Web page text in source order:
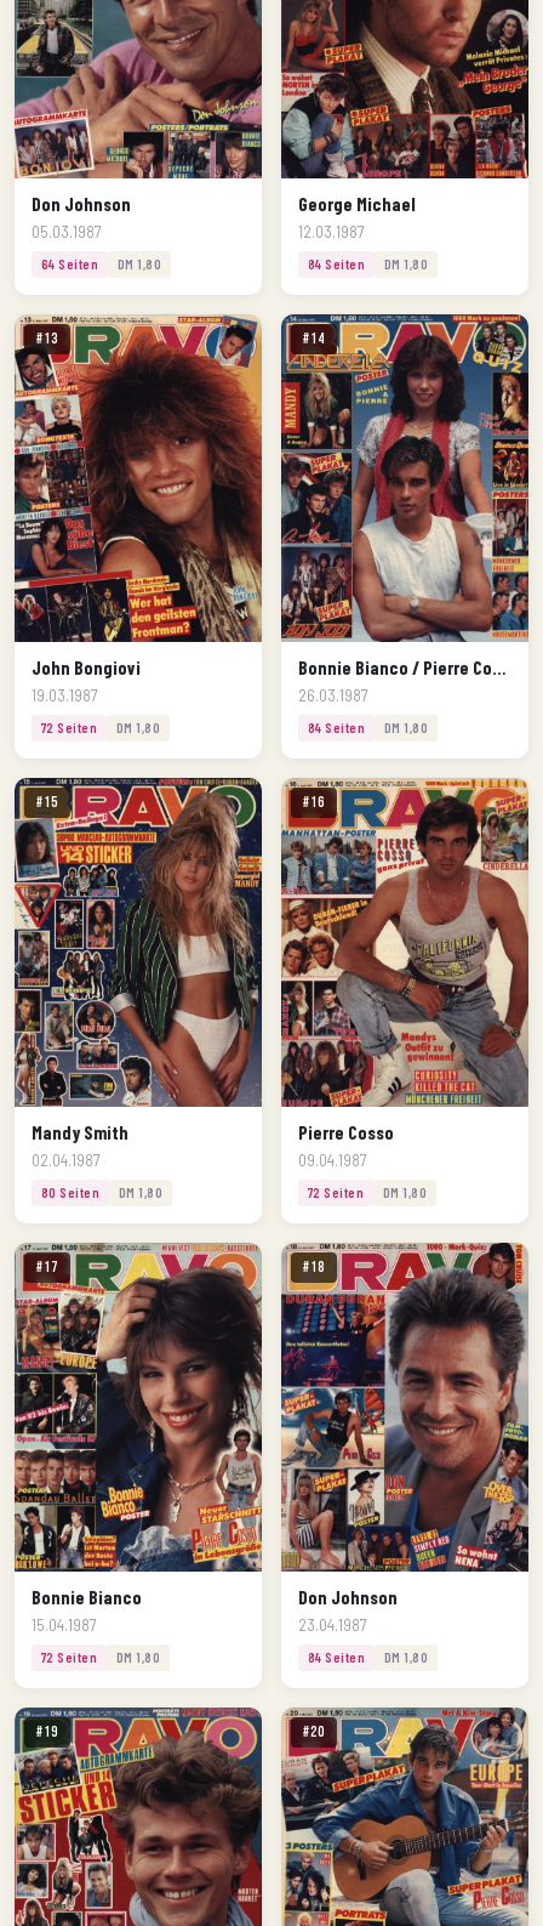
Don Johnson
05.03.1987
64 Seiten DM 1,80
George Michael
12.03.1987
84 Seiten DM 1,80
#13
John Bongiovi
19.03.1987
72 Seiten DM 1,80
#14
Bonnie Bianco / Pierre Cosso
26.03.1987
84 Seiten DM 1,80
#15
Mandy Smith
02.04.1987
80 Seiten DM 1,80
#16
Pierre Cosso
09.04.1987
72 Seiten DM 1,80
#17
Bonnie Bianco
15.04.1987
72 Seiten DM 1,80
#18
Don Johnson
23.04.1987
84 Seiten DM 1,80
#19 #20